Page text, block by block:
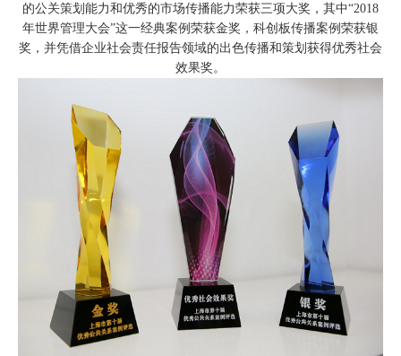
的公关策划能力和优秀的市场传播能力荣获三项大奖，其中“2018
年世界管理大会”这一经典案例荣获金奖，科创板传播案例荣获银
奖，并凭借企业社会责任报告领域的出色传播和策划获得优秀社会
效果奖。